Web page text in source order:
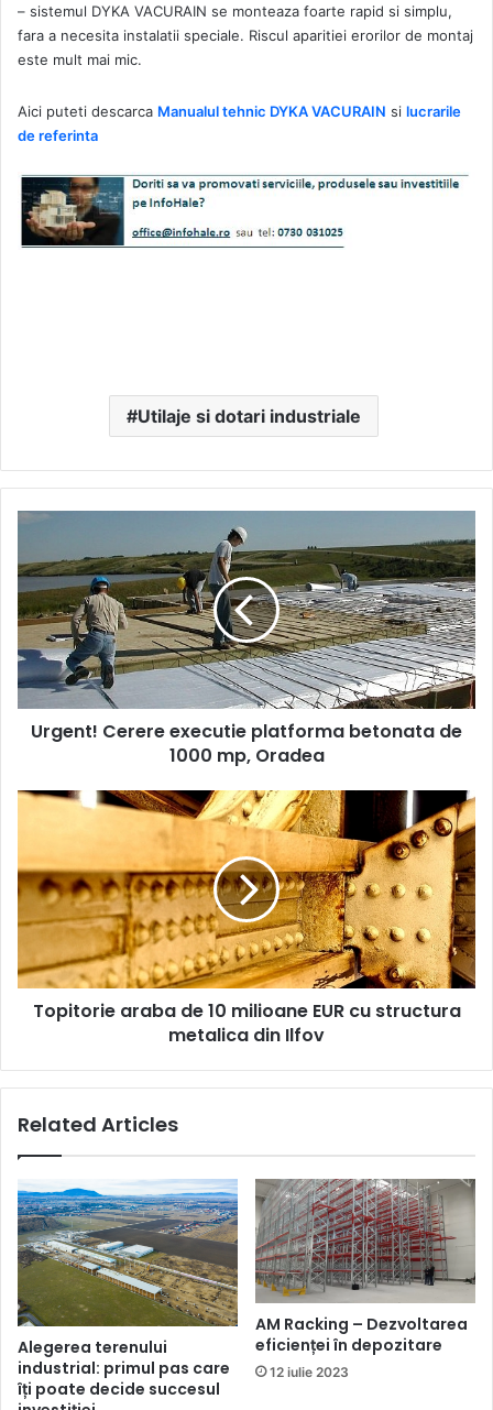
– sistemul DYKA VACURAIN se monteaza foarte rapid si simplu,
fara a necesita instalatii speciale. Riscul aparitiei erorilor de montaj
este mult mai mic.
Aici puteti descarca Manualul tehnic DYKA VACURAIN si lucrarile
de referinta
Utilaje si dotari industriale
Urgent!
executie
platforma
betonata
1000
mp,
Oradea
Urgent! Cerere executie platforma betonata de
1000 mp, Oradea
Topitorie
10
milioane
EUR
structura
metalica
dinTopitorie araba de 10 milioane EUR cu structura
metalica din Ilfov
Related Articles
Alegerea terenului
industrial: primul pas care
îți poate decide succesul
AM Racking – Dezvoltarea
eficienței în depozitare
12 iulie 2023